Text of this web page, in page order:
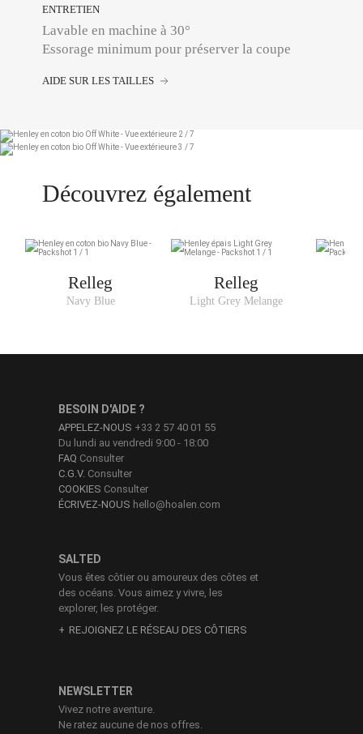
ENTRETIEN
Lavable en machine à 30°
Essorage minimum pour préserver la coupe
AIDE SUR LES TAILLES
Découvrez également
Relleg
Navy Blue
Relleg
Light Grey Melange
SALTED
Vous êtes côtier ou amoureux des côtes et
des océans. Vous aimez y vivre, les
explorer, les protéger.
REJOIGNEZ LE RÉSEAU DES CÔTIERS
BESOIN D'AIDE ?
APPELEZ-NOUS +33 2 57 40 01 55
Du lundi au vendredi 9:00 - 18:00
FAQ Consulter
C.G.V. Consulter
COOKIES Consulter
ÉCRIVEZ-NOUS hello@hoalen.com
NEWSLETTER
Vivez notre aventure.
Ne ratez aucune de nos offres.